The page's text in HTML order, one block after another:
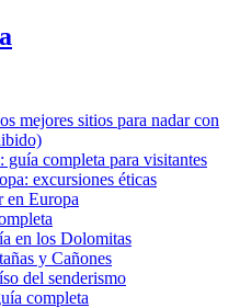
mejores sitios para nadar con
guía completa para visitantes
excursiones éticas
en Europa
en los Dolomitas
y Cañones
del senderismo
completa